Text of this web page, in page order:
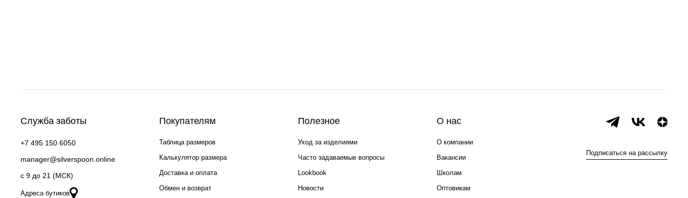
Служба заботы
+7 495 150 6050
manager@silverspoon.online
c 9 до 21 (МСК)
Адреса бутиков
Покупателям
Таблица размеров
Калькулятор размера
Доставка и оплата
Обмен и возврат
Полезное
Уход за изделиями
Часто задаваемые вопросы
Lookbook
Новости
О нас
О компании
Вакансии
Школам
Оптовикам
Подписаться на рассылку